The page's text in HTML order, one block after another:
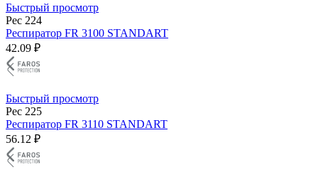
Быстрый просмотр
Рес 224
Респиратор FR 3100 STANDART
42.09 ₽
Быстрый просмотр
Рес 225
Респиратор FR 3110 STANDART
56.12 ₽